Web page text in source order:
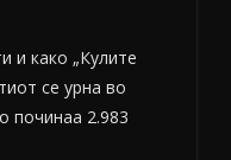
и како „Кулите
се урна во
починаа 2.983